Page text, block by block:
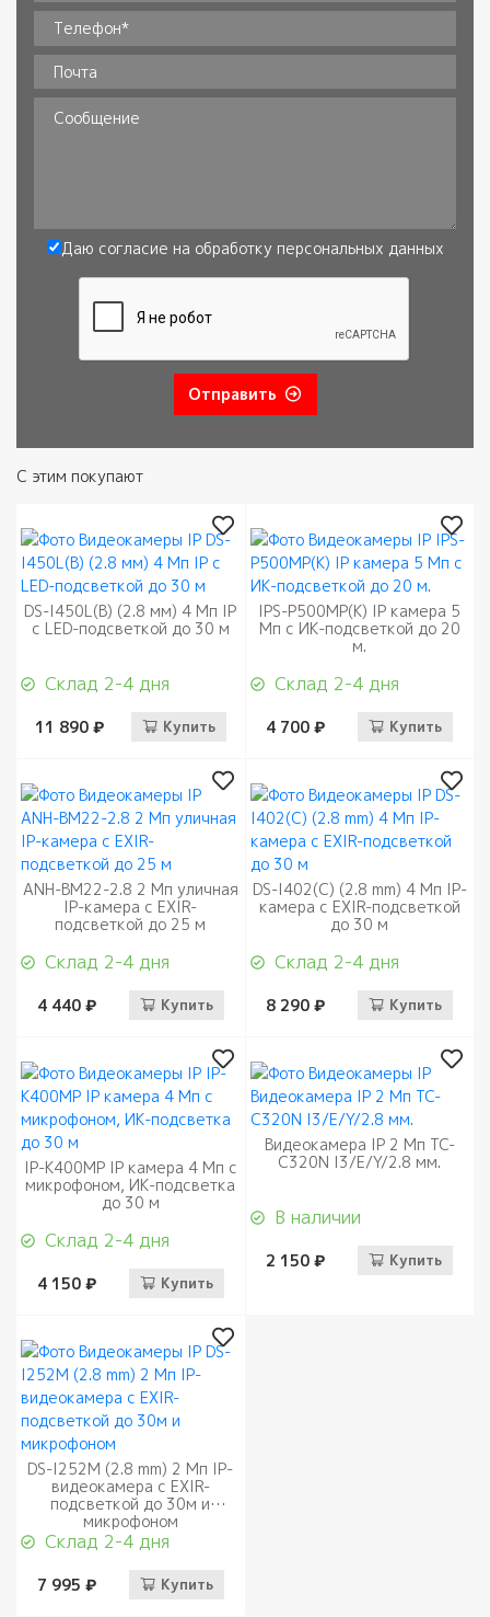
Ваше имя**
Телефон*
Почта
Сообщение
Даю согласие на обработку персональных данных
Отправить
С этим покупают
DS-I450L(B) (2.8 мм) 4 Мп IP
с LED-подсветкой до 30 м
Склад 2-4 дня
11 890 ₽ Купить
IPS-P500MP(K) IP камера 5
Мп с ИК-подсветкой до 20
м.
Склад 2-4 дня
4 700 ₽ Купить
ANH-BM22-2.8 2 Мп уличная
IP-камера с EXIR-
подсветкой до 25 м
Склад 2-4 дня
4 440 ₽ Купить
DS-I402(C) (2.8 mm) 4 Мп IP-
камера с EXIR-подсветкой
до 30 м
Склад 2-4 дня
8 290 ₽ Купить
IP-K400MP IP камера 4 Мп с
микрофоном, ИК-подсветка
до 30 м
Склад 2-4 дня
4 150 ₽ Купить
Видеокамера IP 2 Mп TC-
C320N I3/E/Y/2.8 мм.
В наличии
2 150 ₽ Купить
DS-I252M (2.8 mm) 2 Мп IP-
видеокамера с EXIR-
подсветкой до 30м и
микрофоном
Склад 2-4 дня
7 995 ₽ Купить